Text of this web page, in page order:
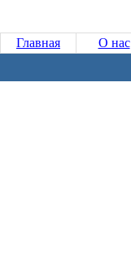
Главная О нас